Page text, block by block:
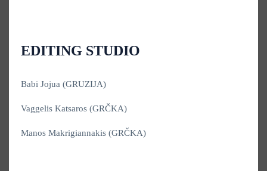
EDITING STUDIO
Babi Jojua (GRUZIJA)
Vaggelis Katsaros (GRČKA)
Manos Makrigiannakis (GRČKA)